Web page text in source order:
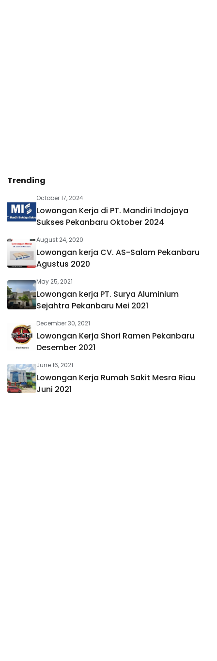
Trending
October 17, 2024
Lowongan Kerja di PT. Mandiri Indojaya
Sukses Pekanbaru Oktober 2024
August 24, 2020
Lowongan kerja CV. AS-Salam Pekanbaru
Agustus 2020
May 25, 2021
Lowongan kerja PT. Surya Aluminium
Sejahtra Pekanbaru Mei 2021
December 30, 2021
Lowongan Kerja Shori Ramen Pekanbaru
Desember 2021
June 16, 2021
Lowongan Kerja Rumah Sakit Mesra Riau
Juni 2021